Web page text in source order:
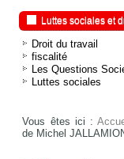
Luttes sociales et
Droit du travail
fiscalité
Les Questions
Luttes sociales
Vous êtes ici :
de Michel